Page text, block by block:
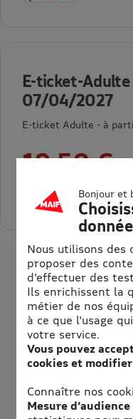
E-ticket-Adulte
07/04/2027
E-ticket Adulte - à
19,50 €
Sélectionner la
Informations
Bonjour et
Nous utilisons des
proposer des
d'effectuer des
Ils enrichissent la
métier de nos
à ce que l'usage
votre service.
Vous pouvez
cookies et
Connaître nos
Mesure d’audience